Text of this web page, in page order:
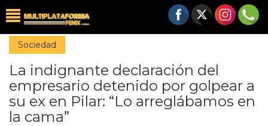
Sociedad
La indignante declaración del
empresario detenido por golpear a
su ex en Pilar: “Lo arreglábamos en
la cama”